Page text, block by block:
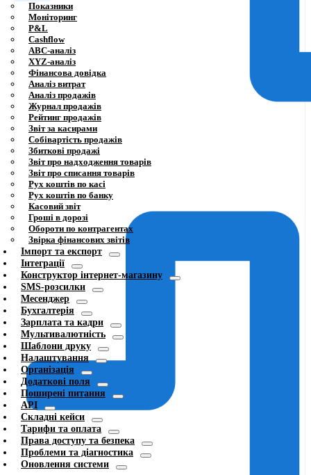
Показники
Моніторинг
P&L
Cashflow
ABC-аналіз
XYZ-аналіз
Фінансова довідка
Аналіз витрат
Аналіз продажів
Журнал продажів
Рейтинг продажів
Звіт за касирами
Собівартість продажів
Збиткові продажі
Звіт про надходження товарів
Звіт про списання товарів
Рух коштів по касі
Рух коштів по банку
Касовий звіт
Гроші в дорозі
Обороти по контрагентах
Звірка фінансових звітів
Імпорт та експорт
Інтеграції
Конструктор інтернет-магазину
SMS-розсилки
Месенджер
Бухгалтерія
Зарплата та кадри
Мультивалютність
Шаблони друку
Налаштування
Організація
Додаткові поля
Поширені питання
API
Складні кейси
Тарифи та оплата
Права доступу та безпека
Проблеми та діагностика
Оновлення системи